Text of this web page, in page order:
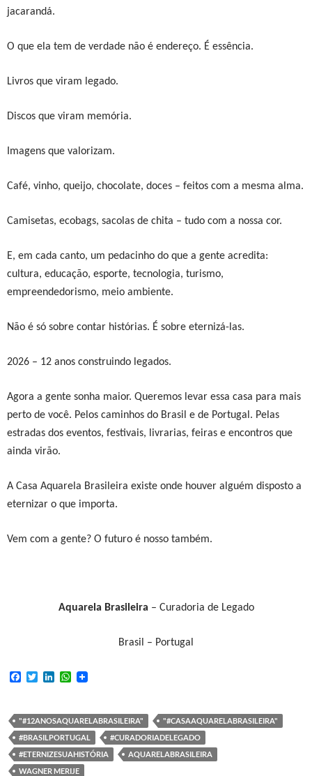
jacarandá.
O que ela tem de verdade não é endereço. É essência.
Livros que viram legado.
Discos que viram memória.
Imagens que valorizam.
Café, vinho, queijo, chocolate, doces – feitos com a mesma alma.
Camisetas, ecobags, sacolas de chita – tudo com a nossa cor.
E, em cada canto, um pedacinho do que a gente acredita:
cultura, educação, esporte, tecnologia, turismo,
empreendedorismo, meio ambiente.
Não é só sobre contar histórias. É sobre eternizá-las.
2026 – 12 anos construindo legados.
Agora a gente sonha maior. Queremos levar essa casa para mais
perto de você. Pelos caminhos do Brasil e de Portugal. Pelas
estradas dos eventos, festivais, livrarias, feiras e encontros que
ainda virão.
A Casa Aquarela Brasileira existe onde houver alguém disposto a
eternizar o que importa.
Vem com a gente? O futuro é nosso também.
Aquarela Brasileira – Curadoria de Legado
Brasil – Portugal
F
b
o
o
k
T
t
e
r
e
d
I
n
W
s
A
p
p
"#12ANOSAQUARELABRASILEIRA"
"#CASAAQUARELABRASILEIRA"
#BRASILPORTUGAL
#CURADORIADELEGADO
#ETERNIZESUAHISTÓRIA
AQUARELABRASILEIRA
WAGNER MERIJE